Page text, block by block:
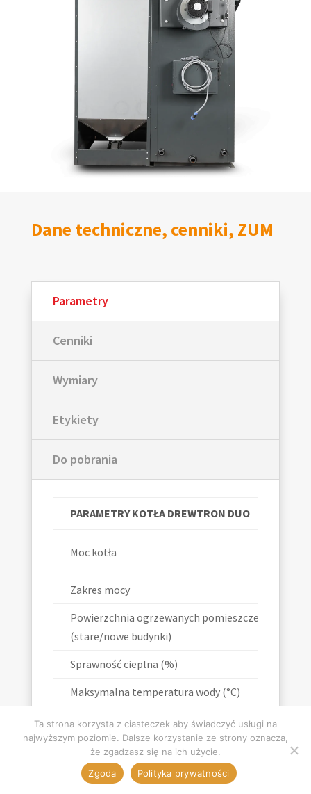
Dane techniczne, cenniki, ZUM
Parametry
Cenniki
Wymiary
Etykiety
Do pobrania
PARAMETRY KOTŁA DREWTRON DUO
Moc kotła
Zakres mocy
Powierzchnia ogrzewanych pomieszczeń
(stare/nowe budynki)
Sprawność cieplna (%)
Maksymalna temperatura wody (°C)
Maksymalne ciśnienie wody (bar)
Zużycie paliwa kg/h
Pojemność zbiornika paliwa (kg)
Ta strona korzysta z ciasteczek aby świadczyć usługi na
najwyższym poziomie. Dalsze korzystanie ze strony oznacza,
że zgadzasz się na ich użycie.
Zgoda
Polityka prywatności